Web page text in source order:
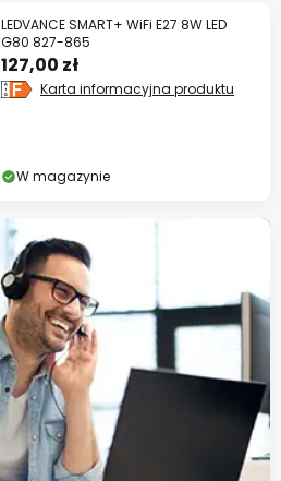
LEDVANCE SMART+ WiFi E27 8W LED
G80 827-865
127,00 zł
Karta informacyjna produktu
W magazynie